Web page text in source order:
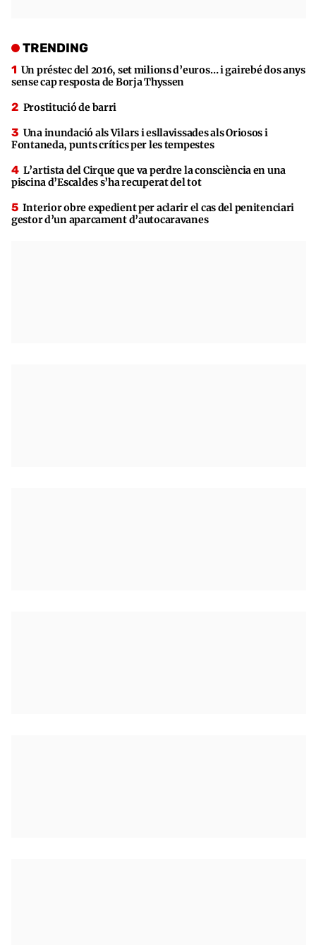
TRENDING
Un préstec del 2016, set milions d’euros… i gairebé dos anys
sense cap resposta de Borja Thyssen
Prostitució de barri
Una inundació als Vilars i esllavissades als Oriosos i
Fontaneda, punts crítics per les tempestes
L’artista del Cirque que va perdre la consciència en una
piscina d’Escaldes s’ha recuperat del tot
Interior obre expedient per aclarir el cas del penitenciari
gestor d’un aparcament d’autocaravanes